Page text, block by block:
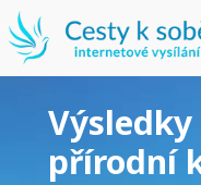
přírodní